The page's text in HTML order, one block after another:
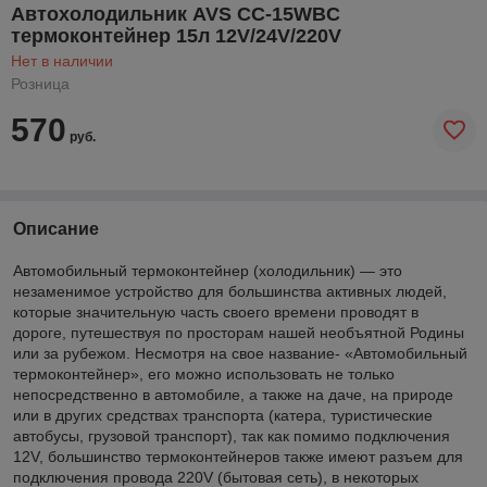
Автохолодильник AVS CC-15WBС
термоконтейнер 15л 12V/24V/220V
Нет в наличии
Розница
570 руб.
Описание
Автомобильный термоконтейнер (холодильник) — это
незаменимое устройство для большинства активных людей,
которые значительную часть своего времени проводят в
дороге, путешествуя по просторам нашей необъятной Родины
или за рубежом. Несмотря на свое название- «Автомобильный
термоконтейнер», его можно использовать не только
непосредственно в автомобиле, а также на даче, на природе
или в других средствах транспорта (катера, туристические
автобусы, грузовой транспорт), так как помимо подключения
12V, большинство термоконтейнеров также имеют разъем для
подключения провода 220V (бытовая сеть), в некоторых